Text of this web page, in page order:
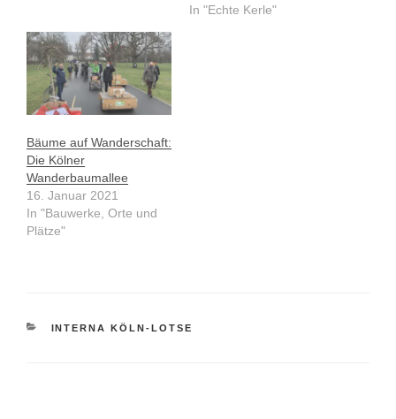
In "Echte Kerle"
Bäume auf Wanderschaft:
Die Kölner
Wanderbaumallee
16. Januar 2021
In "Bauwerke, Orte und
Plätze"
KATEGORIEN
INTERNA KÖLN-LOTSE